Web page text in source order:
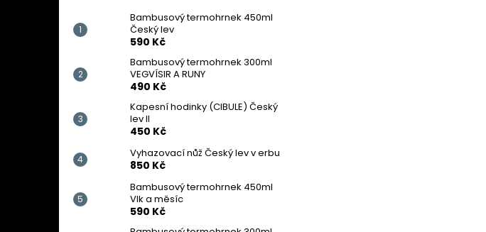
Bambusový termohrnek 450ml
Český lev
590 Kč
Bambusový termohrnek 300ml
VEGVÍSIR A RUNY
490 Kč
Kapesní hodinky (CIBULE) Český
lev II
450 Kč
Vyhazovací nůž Český lev v erbu
850 Kč
Bambusový termohrnek 450ml
Vlk a měsíc
590 Kč